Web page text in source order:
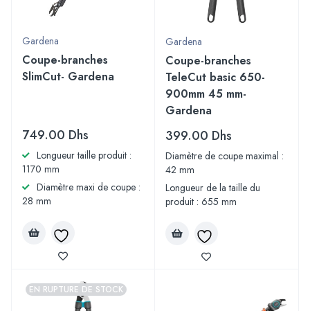
Gardena
Coupe-branches
SlimCut- Gardena
749.00 Dhs
Longueur taille produit :
1170 mm
Diamètre maxi de coupe :
28 mm
Gardena
Coupe-branches
TeleCut basic 650-
900mm 45 mm-
Gardena
399.00 Dhs
Diamètre de coupe maximal :
42 mm
Longueur de la taille du
produit : 655 mm
EN RUPTURE DE STOCK